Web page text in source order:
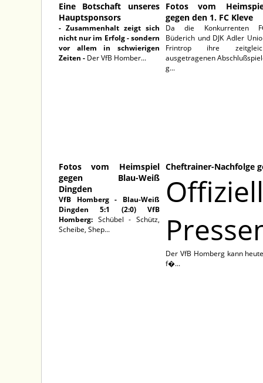
Eine Botschaft unseres
Hauptsponsors
- Zusammenhalt zeigt sich
nicht nur im Erfolg - sondern
vor allem in schwierigen
Zeiten - Der VfB Homber...
Fotos vom
gegen den 1. FC Kleve
Da die Konkurrenten
Büderich und DJK Adler
Frintrop ihre
ausgetragenen
g...
Fotos vom Heimspiel
gegen Blau-Weiß
Dingden
VfB Homberg - Blau-Weiß
Dingden 5:1 (2:0)
VfB
Homberg: Schübel - Schütz,
Scheibe, Shep...
Cheftrainer-Nachfolge
Der VfB Homberg kann
f�...